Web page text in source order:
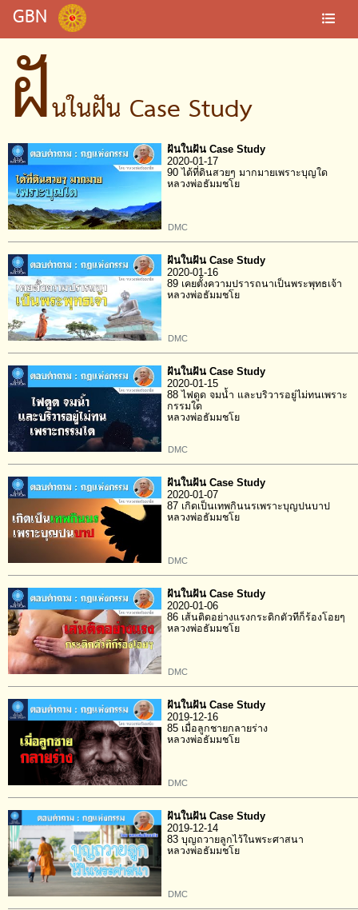
GBN
ฝันในฝัน Case Study
ฝันในฝัน Case Study
2020-01-17
90 ได้ที่ดินสวยๆ มากมายเพราะบุญใด
หลวงพ่อธัมมชโย
DMC
ฝันในฝัน Case Study
2020-01-16
89 เคยตั้งความปรารถนาเป็นพระพุทธเจ้า
หลวงพ่อธัมมชโย
DMC
ฝันในฝัน Case Study
2020-01-15
88 ไฟดูด จมน้ำ และบริวารอยู่ไม่ทนเพราะ
กรรมใด
หลวงพ่อธัมมชโย
DMC
ฝันในฝัน Case Study
2020-01-07
87 เกิดเป็นเทพกินนรเพราะบุญปนบาป
หลวงพ่อธัมมชโย
DMC
ฝันในฝัน Case Study
2020-01-06
86 เส้นติดอย่างแรงกระดิกตัวทีก็ร้องโอยๆ
หลวงพ่อธัมมชโย
DMC
ฝันในฝัน Case Study
2019-12-16
85 เมื่อลูกชายกลายร่าง
หลวงพ่อธัมมชโย
DMC
ฝันในฝัน Case Study
2019-12-14
83 บุญถวายลูกไว้ในพระศาสนา
หลวงพ่อธัมมชโย
DMC